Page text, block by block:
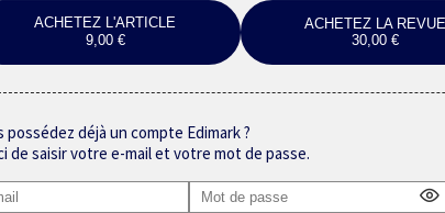
ACHETEZ L'ARTICLE
9,00 €
ACHETEZ LA REVUE
30,00 €
possédez déjà un compte Edimark ?
de saisir votre e-mail et votre mot de passe.